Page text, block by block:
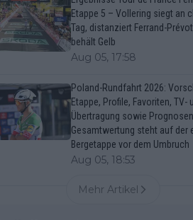
Etappe 5 – Vollering siegt an
Tag, distanziert Ferrand-
behält Gelb
Aug 05, 17:58
Poland-Rundfahrt 2026:
Etappe, Profile, Favoriten, TV-
Übertragung sowie
Gesamtwertung steht auf der
Bergetappe vor dem Umbruch
Aug 05, 18:53
Mehr Artikel